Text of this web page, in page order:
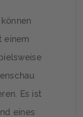
einem
Es ist
eines